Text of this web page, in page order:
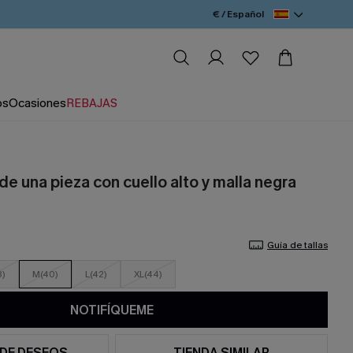
€ / Español
OcasionesREBAJAS
una pieza con cuello alto y malla negra
Guía de tallas
M(40) L(42) XL(44)
NOTIFÍQUEME